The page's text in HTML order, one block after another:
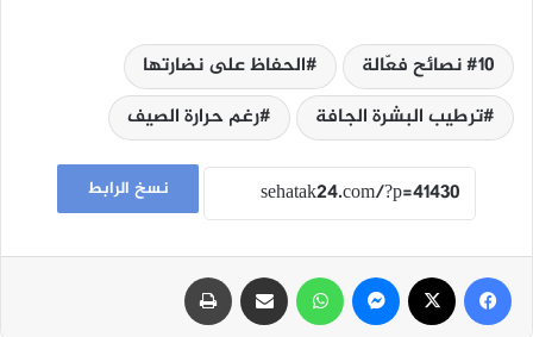
10 نصائح فعّالة
الحفاظ على نضارتها
ترطيب البشرة الجافة
رغم حرارة الصيف
نسخ الرابط
فيسبوك ماسنجر واتساب مشاركة عبر البريد